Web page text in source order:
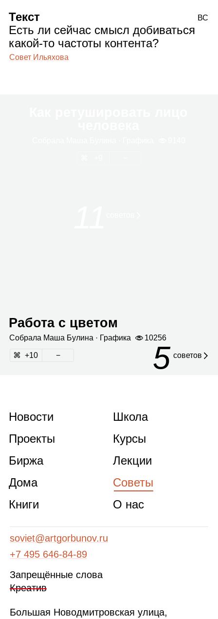
Текст
Есть ли сейчас смысл добиваться
какой‑то частоты контента?
Совет Ильяхова
ВС
Работа с цветом
Собрала Маша Булина · Гра­фика 10256
10 5 советов
Новости
Проекты
Биржа
Дома
Книги
Школа
Курсы
Лекции
Советы
О нас
soviet@artgorbunov.ru
+7 495 646‑84‑89
Запрещённые слова
Креатив
Большая Новодмитровская улица,